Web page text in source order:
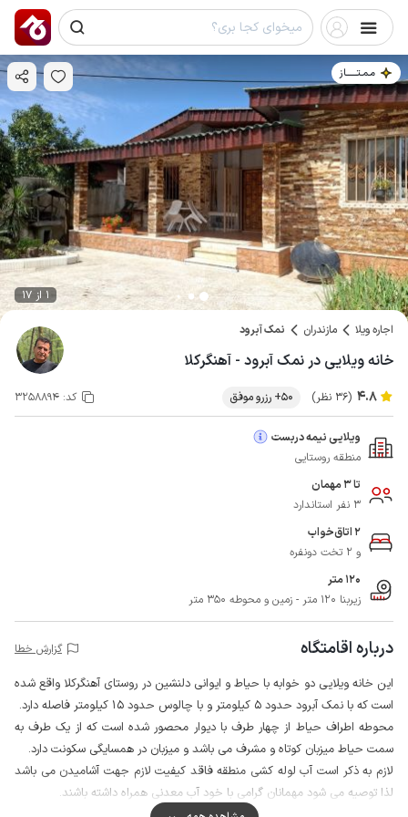
مـمـتــــــاز
1 از 17
اجاره ویلا مازندران نمک آبرود
خانه ویلایی در نمک آبرود - آهنگرکلا
4.8 (36 نظر) 50+ رزرو موفق کد: 3258894
ویلایی نیمه دربست
منطقه روستایی
تا 3 مهمان
3 نفر استاندارد
2 اتاق‌خواب
و 2 تخت دونفره
120 متر
زیربنا 120 متر - زمین و محوطه 350 متر
درباره اقامتگاه گزارش خطا
این خانه ویلایی دو خوابه با حیاط و ایوانی دلنشین در روستای آهنگرکلا واقع شده
است که با نمک آبرود حدود 5 کیلومتر و با چالوس حدود 15 کیلومتر فاصله دارد.
محوطه اطراف حیاط از چهار طرف با دیوار محصور شده است که از یک طرف به
سمت حیاط میزبان کوتاه و مشرف می باشد و میزبان در همسایگی سکونت دارد.
لازم به ذکر است آب لوله کشی منطقه فاقد کیفیت لازم جهت آشامیدن می باشد
لذا توصیه می شود مهمانان گرامی با خود آب معدنی همراه داشته باشند.